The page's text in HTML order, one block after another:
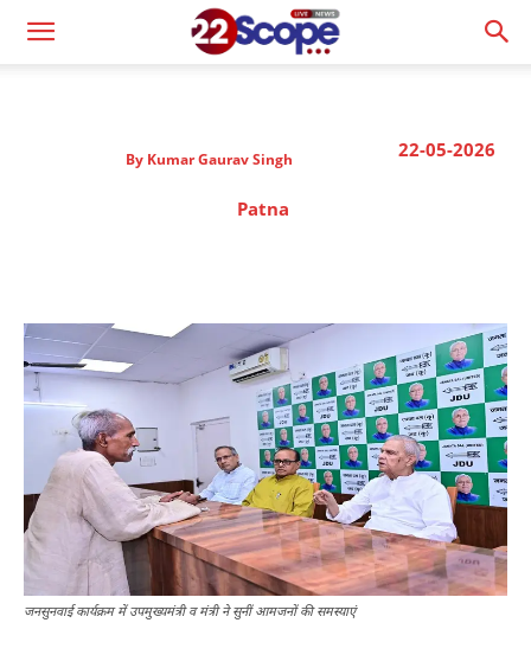
22-05-2026
By Kumar Gaurav Singh
Patna
जनसुनवाई कार्यक्रम में उपमुख्यमंत्री व मंत्री ने सुनीं आमजनों की समस्याएं